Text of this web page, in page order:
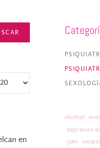
en
Alcohol
Depresión
Jaén